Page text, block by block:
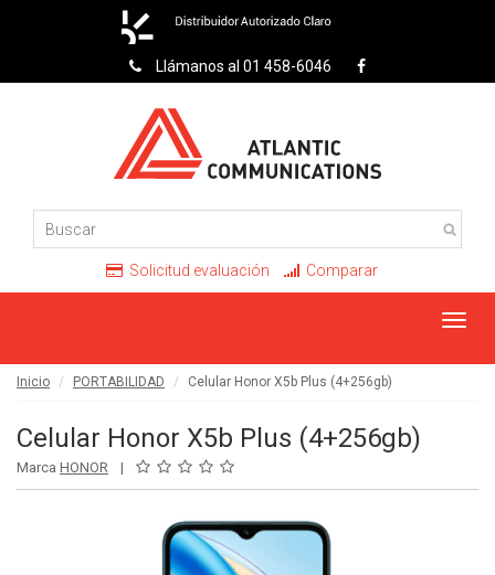
Llámanos al 01 458-6046
Solicitud evaluación Comparar
Inicio PORTABILIDAD Celular Honor X5b Plus (4+256gb)
Celular Honor X5b Plus (4+256gb)
Marca HONOR